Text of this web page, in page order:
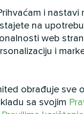
klime
prate uvjete,
rad kako bi
stalnu
zrak i kemijske
i nastavi
na
web
i
obrađuje sve
sa svojim